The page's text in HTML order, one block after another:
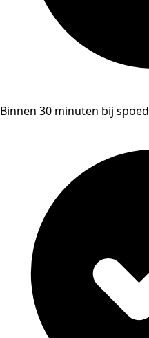
Binnen 30 minuten bij spoed